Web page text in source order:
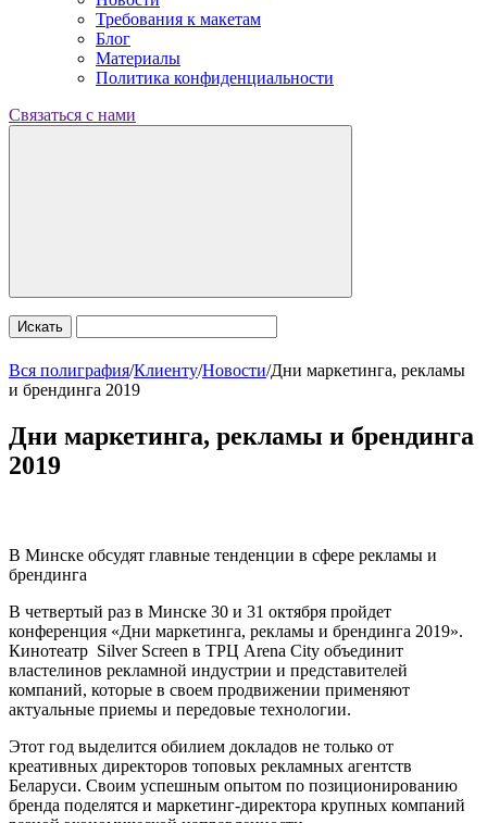
Требования к макетам
Блог
Материалы
Политика конфиденциальности
Связаться с нами
Искать
Вся полиграфия/Клиенту/Новости/Дни маркетинга, рекламы
и брендинга 2019
Дни маркетинга, рекламы и брендинга
2019
В Минске обсудят главные тенденции в сфере рекламы и
брендинга
В четвертый раз в Минске 30 и 31 октября пройдет
конференция «Дни маркетинга, рекламы и брендинга 2019».
Кинотеатр Silver Screen в ТРЦ Arena City объединит
властелинов рекламной индустрии и представителей
компаний, которые в своем продвижении применяют
актуальные приемы и передовые технологии.
Этот год выделится обилием докладов не только от
креативных директоров топовых рекламных агентств
Беларуси. Своим успешным опытом по позиционированию
бренда поделятся и маркетинг-директора крупных компаний